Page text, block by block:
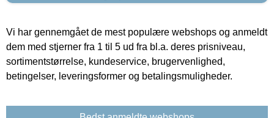
Vi har gennemgået de mest populære webshops og anmeldt
dem med stjerner fra 1 til 5 ud fra bl.a. deres prisniveau,
sortimentstørrelse, kundeservice, brugervenlighed,
betingelser, leveringsformer og betalingsmuligheder.